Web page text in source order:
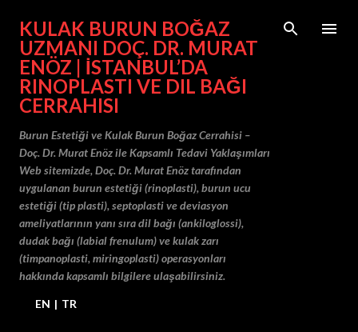
Ana içeriğe atla
KULAK BURUN BOĞAZ
UZMANI DOÇ. DR. MURAT
ENÖZ | İSTANBUL’DA
RINOPLASTI VE DIL BAĞI
CERRAHISI
Burun Estetiği ve Kulak Burun Boğaz Cerrahisi –
Doç. Dr. Murat Enöz ile Kapsamlı Tedavi Yaklaşımları
Web sitemizde, Doç. Dr. Murat Enöz tarafından
uygulanan burun estetiği (rinoplasti), burun ucu
estetiği (tip plasti), septoplasti ve deviasyon
ameliyatlarının yanı sıra dil bağı (ankiloglossi),
dudak bağı (labial frenulum) ve kulak zarı
(timpanoplasti, miringoplasti) operasyonları
hakkında kapsamlı bilgilere ulaşabilirsiniz.
EN | TR